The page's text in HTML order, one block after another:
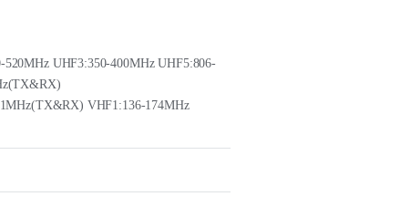
UHF3:350-400MHz UHF5:806-
VHF1:136-174MHz